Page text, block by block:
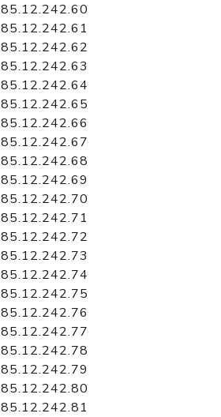
85.12.242.60
85.12.242.61
85.12.242.62
85.12.242.63
85.12.242.64
85.12.242.65
85.12.242.66
85.12.242.67
85.12.242.68
85.12.242.69
85.12.242.70
85.12.242.71
85.12.242.72
85.12.242.73
85.12.242.74
85.12.242.75
85.12.242.76
85.12.242.77
85.12.242.78
85.12.242.79
85.12.242.80
85.12.242.81